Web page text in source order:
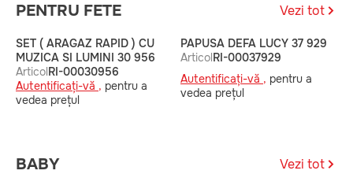
PENTRU FETE Vezi tot
SET ( ARAGAZ RAPID ) CU
MUZICA SI LUMINI 30 956
ArticolRI-00030956
Autentificați-vă , pentru a
vedea prețul
PAPUSA DEFA LUCY 37 929
ArticolRI-00037929
Autentificați-vă , pentru a
vedea prețul
BABY Vezi tot